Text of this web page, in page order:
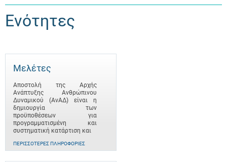
Ενότητες
Μελέτες
Αποστολή της Αρχής
Ανάπτυξης Ανθρώπινου
Δυναμικού (ΑνΑΔ) είναι η
δημιουργία των
προϋποθέσεων για
προγραμματισμένη και
συστηματική κατάρτιση και
ΠΕΡΙΣΣΌΤΕΡΕΣ ΠΛΗΡΟΦΟΡΊΕΣ